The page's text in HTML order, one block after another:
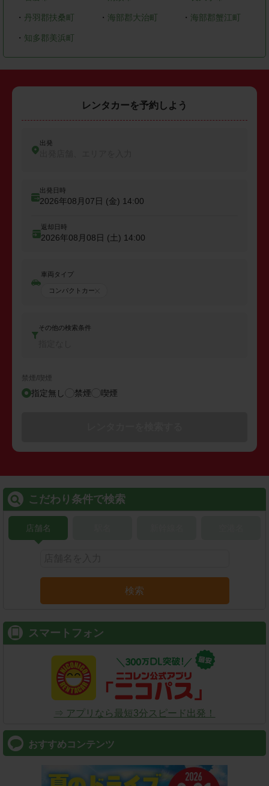
・ 丹羽郡扶桑町 ・ 海部郡大治町 ・ 海部郡蟹江町
・ 知多郡美浜町
レンタカーを予約しよう
出発
出発日時
2026年08月07日 (金) 14:00
返却日時
2026年08月08日 (土) 14:00
車両タイプ
コンパクトカー
その他の検索条件
禁煙/喫煙
指定無し 禁煙 喫煙
こだわり条件で検索
店舗名
検索
スマートフォン
⇒ アプリなら最短3分スピード出発！
おすすめコンテンツ